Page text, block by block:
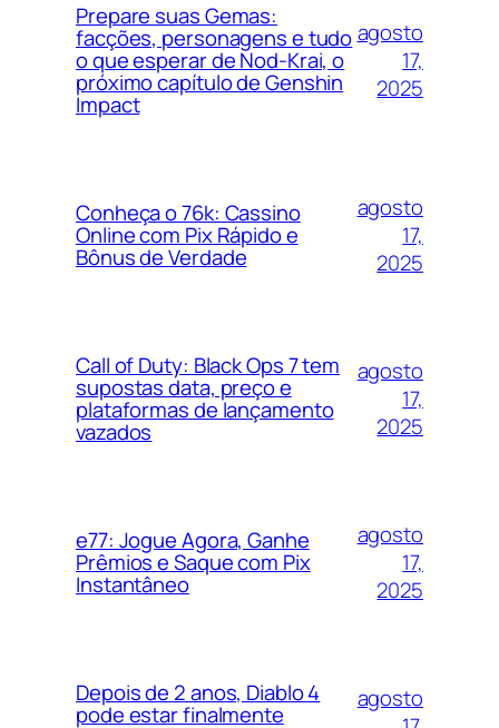
Prepare suas Gemas:
facções, personagens e tudo
o que esperar de Nod-Krai, o
próximo capítulo de Genshin
Impact
agosto
17,
2025
Conheça o 76k: Cassino
Online com Pix Rápido e
Bônus de Verdade
agosto
17,
2025
Call of Duty: Black Ops 7 tem
supostas data, preço e
plataformas de lançamento
vazados
agosto
17,
2025
e77: Jogue Agora, Ganhe
Prêmios e Saque com Pix
Instantâneo
agosto
17,
2025
Depois de 2 anos, Diablo 4
pode estar finalmente
agosto